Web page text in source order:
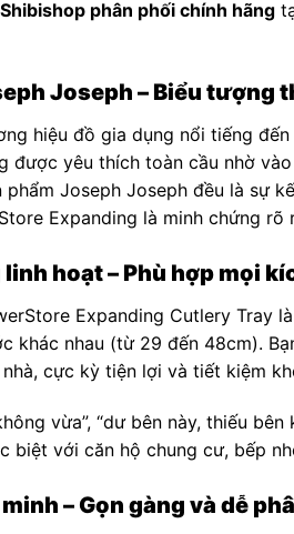
Shibishop phân phối chính hãng
Joseph – Biểu tượng
hiệu đồ gia dụng nổi tiếng
được yêu thích toàn cầu nhờ
phẩm Joseph Joseph đều là sự
Expanding là minh chứng rõ
hoạt – Phù hợp mọi
Expanding Cutlery Tray là
khác nhau (từ 29 đến 48cm).
cực kỳ tiện lợi và tiết kiệm
vừa”, “dư bên này, thiếu
biệt với căn hộ chung cư, bếp
– Gọn gàng và dễ